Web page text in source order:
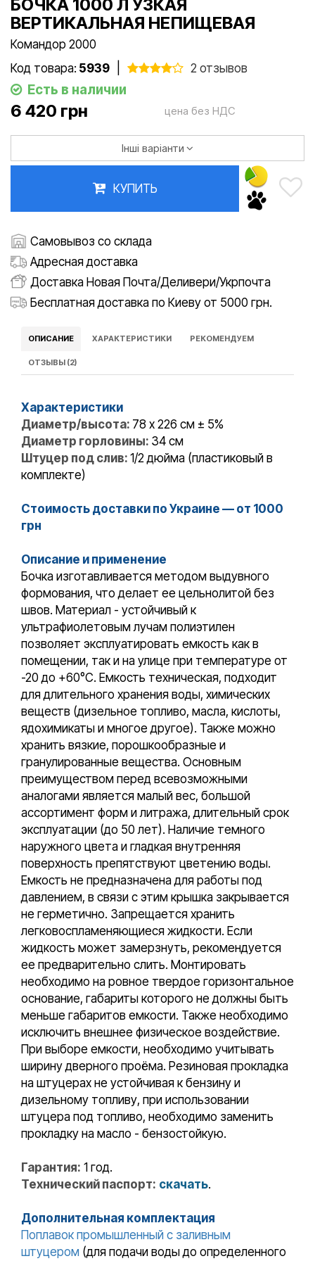
БОЧКА 1000 Л УЗКАЯ
ВЕРТИКАЛЬНАЯ НЕПИЩЕВАЯ
Командор 2000
Код товара: 5939 2 отзывов
Есть в наличии
6 420 грн цена без НДС
Інші варіанти
КУПИТЬ
Самовывоз со склада
Адресная доставка
Доставка Новая Почта/Деливери/Укрпочта
Бесплатная доставка по Киеву от 5000 грн.
ОПИСАНИЕ ХАРАКТЕРИСТИКИ РЕКОМЕНДУЕМ
ОТЗЫВЫ (2)
Характеристики
Диаметр/высота: 78 x 226 см ± 5%
Диаметр горловины: 34 см
Штуцер под слив: 1/2 дюйма (пластиковый в
комплекте)
Стоимость доставки по Украине — от 1000
грн
Описание и применение
Бочка изготавливается методом выдувного
формования, что делает ее цельнолитой без
швов. Материал - устойчивый к
ультрафиолетовым лучам полиэтилен
позволяет эксплуатировать емкость как в
помещении, так и на улице при температуре от
-20 до +60°С. Емкость техническая, подходит
для длительного хранения воды, химических
веществ (дизельное топливо, масла, кислоты,
ядохимикаты и многое другое). Также можно
хранить вязкие, порошкообразные и
гранулированные вещества. Основным
преимуществом перед всевозможными
аналогами является малый вес, большой
ассортимент форм и литража, длительный срок
эксплуатации (до 50 лет). Наличие темного
наружного цвета и гладкая внутренняя
поверхность препятствуют цветению воды.
Емкость не предназначена для работы под
давлением, в связи с этим крышка закрывается
не герметично. Запрещается хранить
легковоспламеняющиеся жидкости. Если
жидкость может замерзнуть, рекомендуется
ее предварительно слить. Монтировать
необходимо на ровное твердое горизонтальное
основание, габариты которого не должны быть
меньше габаритов емкости. Также необходимо
исключить внешнее физическое воздействие.
При выборе емкости, необходимо учитывать
ширину дверного проёма. Резиновая прокладка
на штуцерах не устойчивая к бензину и
дизельному топливу, при использовании
штуцера под топливо, необходимо заменить
прокладку на масло - бензостойкую.
Гарантия: 1 год.
Технический паспорт: скачать.
Дополнительная комплектация
Поплавок промышленный с заливным
штуцером (для подачи воды до определенного